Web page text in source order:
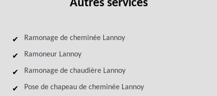
Autres services
Ramonage de cheminée Lannoy
Ramoneur Lannoy
Ramonage de chaudière Lannoy
Pose de chapeau de cheminée Lannoy